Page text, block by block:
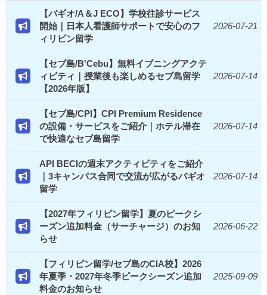
【バギオ/A＆J ECO】学校往診サービス
開始｜日本人看護師サポートで安心のフ
ィリピン留学
2026-07-21
【セブ島/B'Cebu】無料イブニングアクテ
ィビティ｜授業後も楽しめるセブ島留学
【2026年版】
2026-07-14
【セブ島/CPI】CPI Premium Residence
の設備・サービスをご紹介｜ホテル滞在
で快適なセブ島留学
2026-07-14
API BECIの週末アクティビティをご紹介
｜3キャンパス合同で交流が広がるバギオ
留学
2026-07-14
【2027年フィリピン留学】夏のピークシ
ーズン追加料金（サーチャージ）のお知
らせ
2026-06-22
【フィリピン留学/セブ島のCIA校】2026
年夏季・2027年冬季ピークシーズン追加
料金のお知らせ
2025-09-09